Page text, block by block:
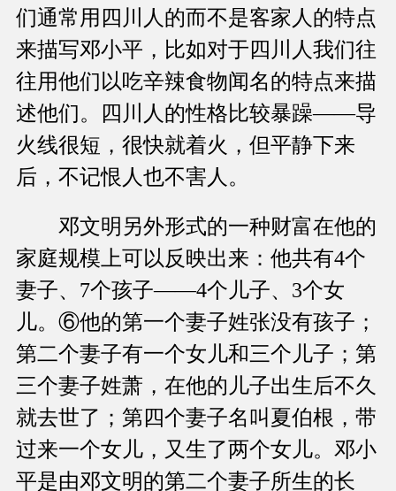
们通常用四川人的而不是客家人的特点
来描写邓小平，比如对于四川人我们往
往用他们以吃辛辣食物闻名的特点来描
述他们。四川人的性格比较暴躁——导
火线很短，很快就着火，但平静下来
后，不记恨人也不害人。
邓文明另外形式的一种财富在他的
家庭规模上可以反映出来：他共有4个
妻子、7个孩子——4个儿子、3个女
儿。⑥他的第一个妻子姓张没有孩子；
第二个妻子有一个女儿和三个儿子；第
三个妻子姓萧，在他的儿子出生后不久
就去世了；第四个妻子名叫夏伯根，带
过来一个女儿，又生了两个女儿。邓小
平是由邓文明的第二个妻子所生的长